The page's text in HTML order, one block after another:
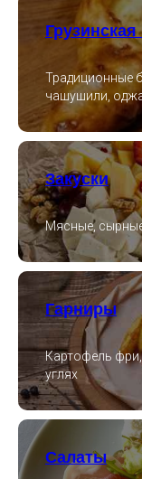
Грузинская
Традиционные
чашушили,
Закуски
Мясные,
Гарниры
Картофель
углях
Салаты
ЖДЕМ
+7 (499)